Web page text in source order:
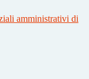
amministrativi di